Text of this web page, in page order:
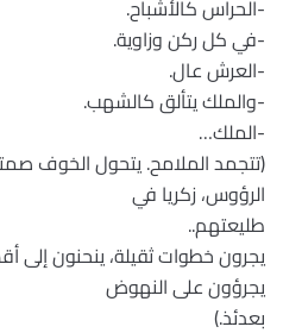
-الحراس كالأشباح.
-في كل ركن وزاوية.
-العرش عال.
-والملك يتألق كالشهب.
-الملك…
(تتجمد الملامح. يتحول الخوف
الرؤوس، زكريا في
طليعتهم..
يجرون خطوات ثقيلة، ينحنون إلى
يجرؤون على النهوض
بعدئذ.)